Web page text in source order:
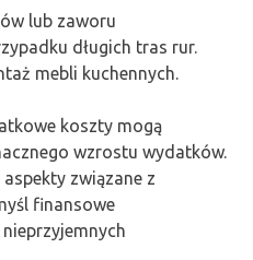
lub zaworu
długich tras rur.
mebli kuchennych.
koszty mogą
wzrostu wydatków.
związane z
finansowe